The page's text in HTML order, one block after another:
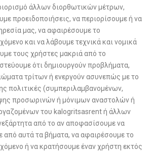
άλλων διορθωτικών μέτρων,
προειδοποιήσεις, να περιορίσουμε ή να
μας, να αφαιρέσουμε το
και να λάβουμε τεχνικά και νομικά
τους χρήστες μακριά από το
ότι δημιουργούν προβλήματα,
τρίτων ή ενεργούν ασυνεπώς με το
πολιτικές (συμπεριλαμβανομένων,
προσωρινών ή μόνιμων αναστολών ή
του kalogritsasrent ή άλλων
από το αν αποφασίσουμε να
από αυτά τα βήματα, να αφαιρέσουμε το
ή να κρατήσουμε έναν χρήστη εκτός